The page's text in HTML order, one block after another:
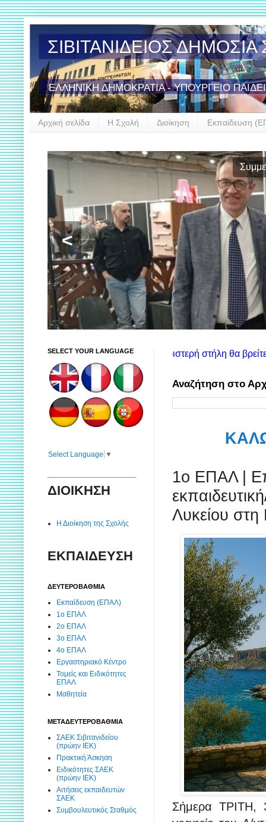
ΣΙΒΙΤΑΝΙΔΕΙΟΣ
ΕΛΛΗΝΙΚΗ ΔΗΜΟΚΡΑΤΙΑ - ΥΠΟΥΡΓΕΙΟ
Αρχική σελίδα Η Σχολή Διοίκηση Εκπαίδευση
<
ιστοτόπου: Στην αριστερή στήλη θα βρείτε πληροφορίες
Αναζήτηση στο
1ο ΕΠΑΛ |
Λυκείου
Σήμερα ΤΡΙΤΗ,
SELECT YOUR LANGUAGE
Select Language ▼
ΔΙΟΙΚΗΣΗ
Η Διοίκηση της Σχολής
ΕΚΠΑΙΔΕΥΣΗ
ΔΕΥΤΕΡΟΒΑΘΜΙΑ
Εκπαίδευση (ΕΠΑΛ)
1ο ΕΠΑΛ
2ο ΕΠΑΛ
3ο ΕΠΑΛ
4ο ΕΠΑΛ
Εργαστηριακό Κέντρο
Τομείς και Ειδικότητες
ΕΠΑΛ
Μαθητεία
ΜΕΤΑΔΕΥΤΕΡΟΒΑΘΜΙΑ
ΣΑΕΚ Σιβιτανιδείου
(πρώην ΙΕΚ)
Πρακτική Άσκηση
Ειδικότητες ΣΑΕΚ
(πρώην ΙΕΚ)
Αιτήσεις εκπαιδευτών
ΣΑΕΚ
Συμβουλευτικός Σταθμός